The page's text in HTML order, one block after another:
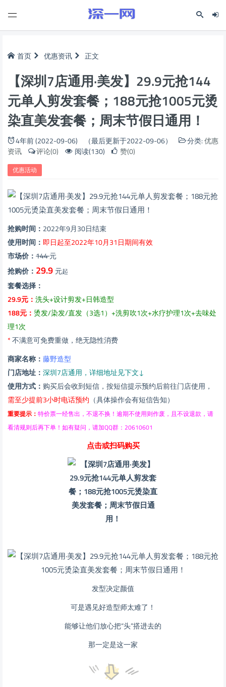
首页 优惠资讯 正文
【深圳7店通用·美发】29.9元抢144
元单人剪发套餐；188元抢1005元烫
染直美发套餐；周末节假日通用！
4年前 (2022-09-06) （最后更新于2022-09-06） 分类:优惠
资讯
评论(0) 阅读(130) 赞(0)
优惠活动
抢购时间： 2022年9月30日结束
使用时间： 即日起至2022年10月31日期间有效
市场价： 144元
抢购价： 29.9 元起
套餐选择：
29.9元： 洗头+设计剪发+日韩造型
188元： 烫发/染发/直发（3选1）+洗剪吹1次+水疗护理1次+去味处
理1次
*不满意可免费重做，绝无隐性消费
商家名称： 藤野造型
门店地址： 深圳7店通用，详细地址见下文↓
使用方式： 购买后会收到短信，按短信提示预约后前往门店使用，
需至少提前3小时电话预约 （具体操作会有短信告知）
重要提示： 特价票一经售出，不退不换！逾期不使用则作废，且不设退款，请
看清规则后再下单！如有疑问，请加QQ群：20610601
点击或扫码购买
发型决定颜值
可是遇见好造型师太难了！
能够让他们放心把“头”搭进去的
那一定是这一家